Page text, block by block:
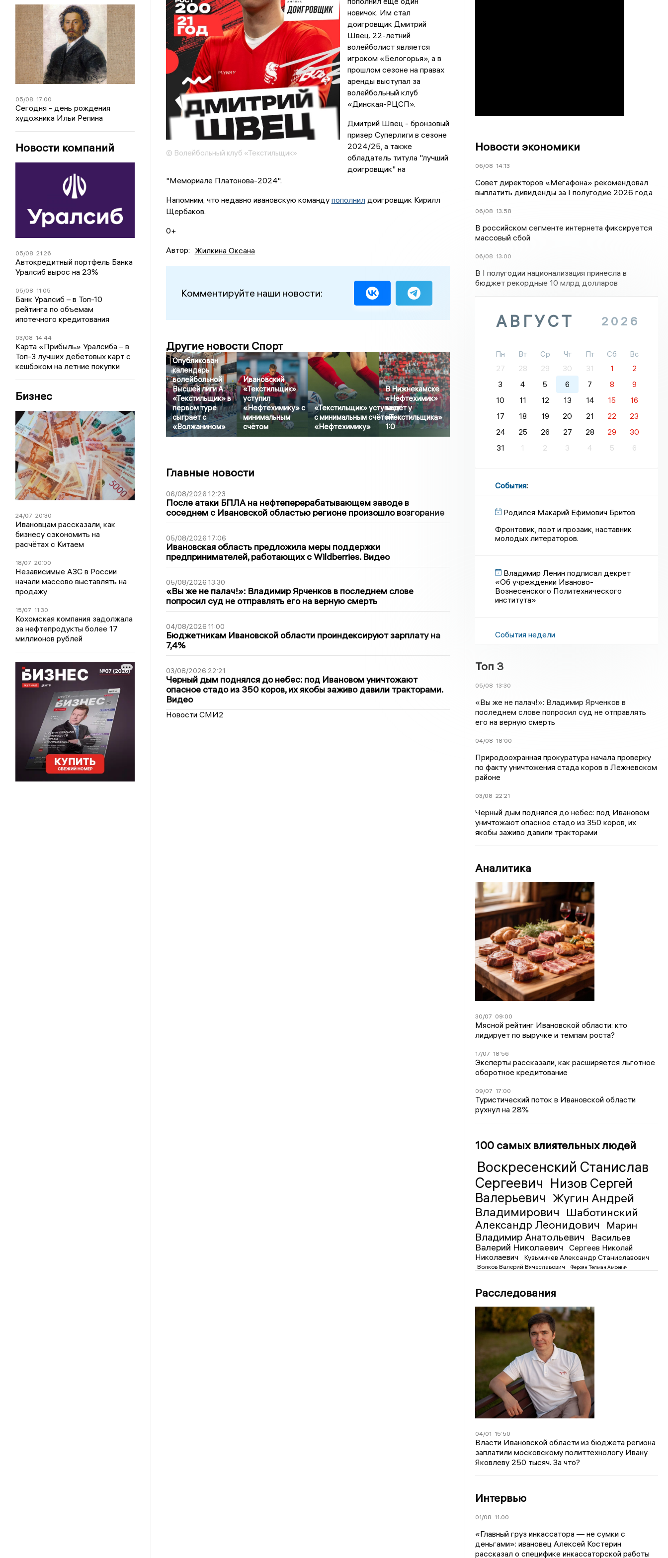
05/08 17:00
Сегодня - день рождения
художника Ильи Репина
Новости компаний
05/08 21:26
Автокредитный портфель Банка
Уралсиб вырос на 23%
05/08 11:05
Банк Уралсиб – в Топ-10
рейтинга по объемам
ипотечного кредитования
03/08 14:44
Карта «Прибыль» Уралсиба – в
Топ-3 лучших дебетовых карт с
кешбэком на летние покупки
Бизнес
24/07 20:30
Ивановцам рассказали, как
бизнесу сэкономить на
расчётах с Китаем
18/07 20:00
Независимые АЗС в России
начали массово выставлять на
продажу
15/07 11:30
Кохомская компания задолжала
за нефтепродукты более 17
миллионов рублей
© Волейбольный клуб «Текстильщик»
новичок. Им стал
доигровщик Дмитрий
Швец. 22-летний
волейболист является
игроком «Белогорья», а в
прошлом сезоне на правах
аренды выступал за
волейбольный клуб
«Динская-РЦСП».
Дмитрий Швец - бронзовый
призер Суперлиги в сезоне
2024/25, а также
обладатель титула "лучший
доигровщик" на
"Мемориале Платонова-2024".
Напомним, что недавно ивановскую команду пополнилдоигровщик Кирилл
Щербаков.
0+
Автор: Жилкина Оксана
Комментируйте наши новости:
Другие новости Спорт
Опубликован
календарь
волейбольной
Высшей лиги А:
«Текстильщик» в
первом туре
сыграет с
«Волжанином»
Ивановский
«Текстильщик»
уступил
«Нефтехимику» с
минимальным
счётом
«Текстильщик» уступает
с минимальным счётом
«Нефтехимику»
В Нижнекамске
«Нефтехимик»
ведёт у
«Текстильщика»
1:0
Главные новости
06/08/2026 12:23
После атаки БПЛА на нефтеперерабатывающем заводе в
соседнем с Ивановской областью регионе произошло возгорание
05/08/2026 17:06
Ивановская область предложила меры поддержки
предпринимателей, работающих с Wildberries. Видео
05/08/2026 13:30
«Вы же не палач!»: Владимир Ярченков в последнем слове
попросил суд не отправлять его на верную смерть
04/08/2026 11:00
Бюджетникам Ивановской области проиндексируют зарплату на
7,4%
03/08/2026 22:21
Черный дым поднялся до небес: под Ивановом уничтожают
опасное стадо из 350 коров, их якобы заживо давили тракторами.
Видео
Новости СМИ2
Новости экономики
06/08 14:13
Совет директоров «Мегафона» рекомендовал
выплатить дивиденды за I полугодие 2026 года
06/08 13:58
В российском сегменте интернета фиксируется
массовый сбой
06/08 13:00
В I полугодии национализация принесла в
бюджет рекордные 10 млрд долларов
АВГУСТ 2026
Пн Вт Ср Чт Пт Сб
Вс
27
28 29 30 31 1
2
3
4 5 6 7 8
9
10
11 12 13 14 15
16
17
18 19 20 21 22
23
24
25 26 27 28 29
30
31
1 2 3 4 5 6
События:
Родился Макарий Ефимович Бритов
Фронтовик, поэт и прозаик, наставник
молодых литераторов.
Владимир Ленин подписал декрет
«Об учреждении Иваново-
Вознесенского Политехнического
института»
События недели
Топ 3
05/08 13:30
«Вы же не палач!»: Владимир Ярченков в
последнем слове попросил суд не отправлять
его на верную смерть
04/08 18:00
Природоохранная прокуратура начала проверку
по факту уничтожения стада коров в Лежневском
районе
03/08 22:21
Черный дым поднялся до небес: под Ивановом
уничтожают опасное стадо из 350 коров, их
якобы заживо давили тракторами
Аналитика
30/07 09:00
Мясной рейтинг Ивановской области: кто
лидирует по выручке и темпам роста?
17/07 18:56
Эксперты рассказали, как расширяется льготное
оборотное кредитование
09/07 17:00
Туристический поток в Ивановской области
рухнул на 28%
100 самых влиятельных людей
Воскресенский Станислав
Сергеевич Низов Сергей
Валерьевич Жугин Андрей
Владимирович
Шаботинский
Александр Леонидович
Марин
Владимир Анатольевич
Васильев
Валерий Николаевич
Сергеев Николай
Николаевич
Кузьмичев Александр Станиславович
Волков Валерий Вячеславович Фероян Телман Амоевич
Расследования
04/01 15:50
Власти Ивановской области из бюджета региона
заплатили московскому политтехнологу Ивану
Яковлеву 250 тысяч. За что?
Интервью
01/08 11:00
«Главный груз инкассатора — не сумки с
деньгами»: ивановец Алексей Костерин
рассказал о специфике инкассаторской работы